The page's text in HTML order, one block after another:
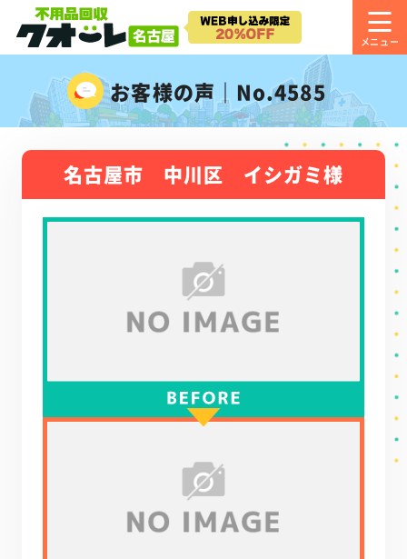
お客様の声｜No.4585
名古屋市 中川区 イシガミ様